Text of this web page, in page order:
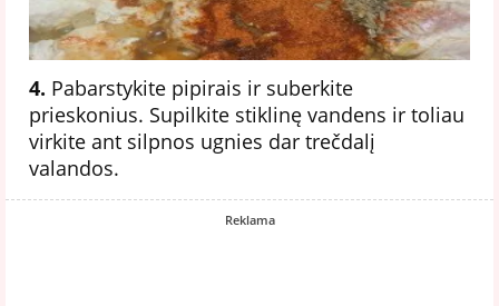
4. Pabarstykite pipirais ir suberkite
prieskonius. Supilkite stiklinę vandens ir toliau
virkite ant silpnos ugnies dar trečdalį
valandos.
Reklama